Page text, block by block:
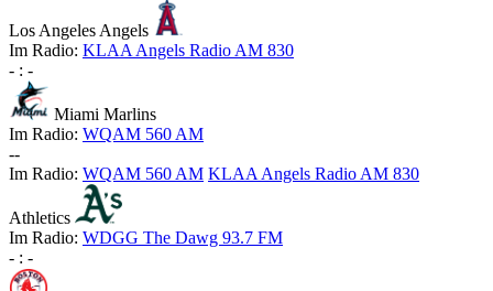
Los Angeles Angels
Im Radio: KLAA Angels Radio AM 830
- : -
Miami Marlins
Im Radio: WQAM 560 AM
--
Im Radio: WQAM 560 AM KLAA Angels Radio AM 830
Athletics
Im Radio: WDGG The Dawg 93.7 FM
- : -